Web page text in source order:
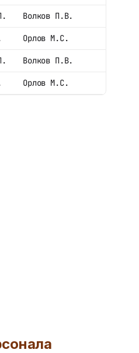
Волков П.В.
Орлов М.С.
Волков П.В.
Орлов М.С.